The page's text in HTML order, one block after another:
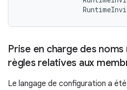
Prise en charge des
règles relatives aux
Le langage de configuration a